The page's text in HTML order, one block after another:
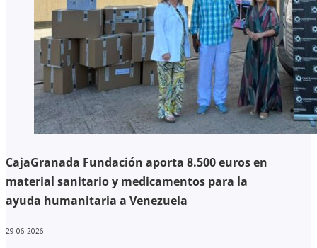
CajaGranada Fundación aporta 8.500 euros en
material sanitario y medicamentos para la
ayuda humanitaria a Venezuela
29-06-2026